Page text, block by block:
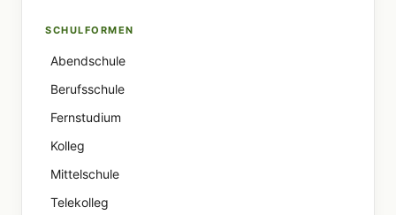
SCHULFORMEN
Abendschule
Berufsschule
Fernstudium
Kolleg
Mittelschule
Telekolleg